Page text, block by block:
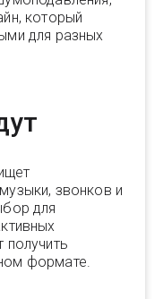
который
для разных
звонков и
для
получить
формате.